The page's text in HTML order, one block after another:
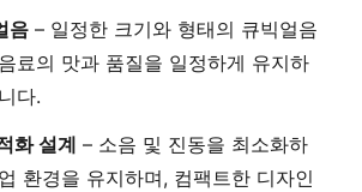
음 – 일정한 크기와 형태의 큐빅얼음
료의 맛과 품질을 일정하게 유지하
다.
화 설계 – 소음 및 진동을 최소화하
환경을 유지하며, 컴팩트한 디자인